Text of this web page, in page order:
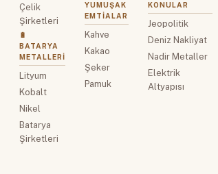
Çelik
Şirketleri
🔋
BATARYA
METALLERI
Lityum
Kobalt
Nikel
Batarya
Şirketleri
YUMUŞAK
EMTIALAR
Kahve
Kakao
Şeker
Pamuk
KONULAR
Jeopolitik
Deniz Nakliyat
Nadir Metaller
Elektrik
Altyapısı